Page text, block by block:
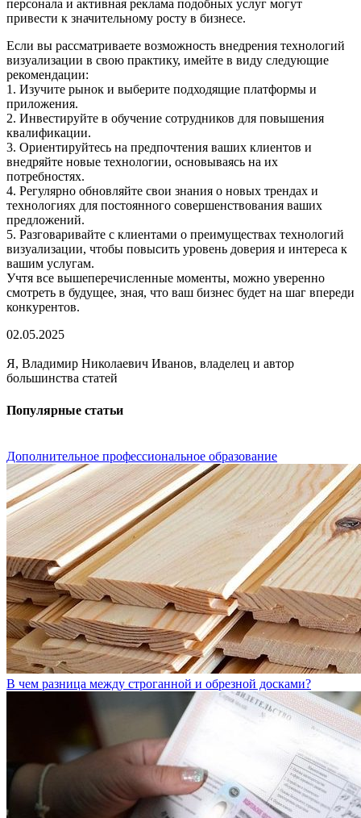
персонала и активная реклама подобных услуг могут
привести к значительному росту в бизнесе.
Если вы рассматриваете возможность внедрения технологий
визуализации в свою практику, имейте в виду следующие
рекомендации:
1. Изучите рынок и выберите подходящие платформы и
приложения.
2. Инвестируйте в обучение сотрудников для повышения
квалификации.
3. Ориентируйтесь на предпочтения ваших клиентов и
внедряйте новые технологии, основываясь на их
потребностях.
4. Регулярно обновляйте свои знания о новых трендах и
технологиях для постоянного совершенствования ваших
предложений.
5. Разговаривайте с клиентами о преимуществах технологий
визуализации, чтобы повысить уровень доверия и интереса к
вашим услугам.
Учтя все вышеперечисленные моменты, можно уверенно
смотреть в будущее, зная, что ваш бизнес будет на шаг впереди
конкурентов.
02.05.2025
Я, Владимир Николаевич Иванов, владелец и автор
большинства статей
Популярные статьи
Дополнительное профессиональное образование
В чем разница между строганной и обрезной досками?